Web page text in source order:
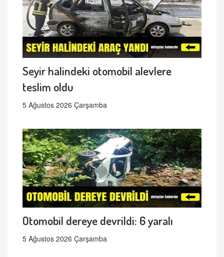
Seyir halindeki otomobil alevlere
teslim oldu
5 Ağustos 2026 Çarşamba
Otomobil dereye devrildi: 6 yaralı
5 Ağustos 2026 Çarşamba